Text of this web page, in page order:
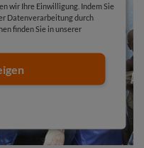
wir Ihre Einwilligung. Indem Sie
Datenverarbeitung durch
finden Sie in unserer